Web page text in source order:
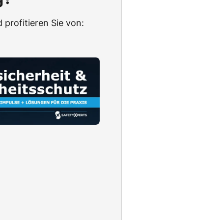
profitieren Sie von: